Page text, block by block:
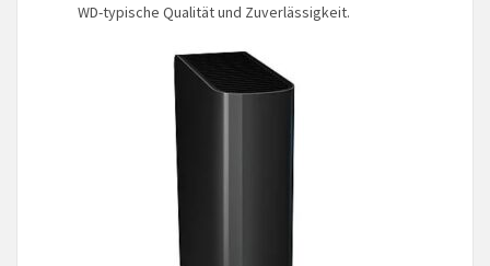
WD-typische Qualität und Zuverlässigkeit.